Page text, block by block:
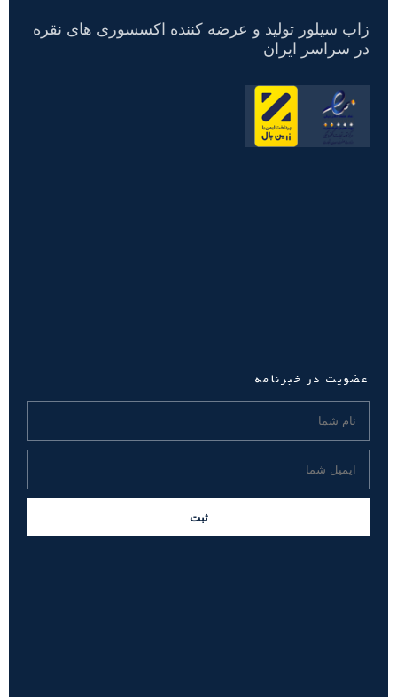
زاب سیلور تولید و عرضه کننده اکسسوری های نقره
در سراسر ایران
عضویت در خبرنامه
ثبت